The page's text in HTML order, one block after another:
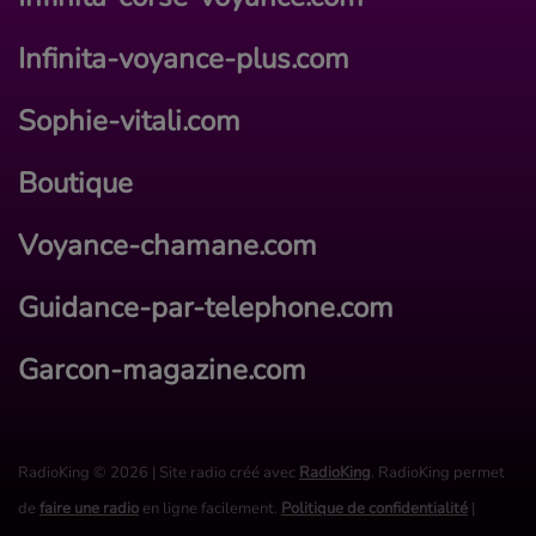
Infinita-voyance-plus.com
Sophie-vitali.com
Boutique
Voyance-chamane.com
Guidance-par-telephone.com
Garcon-magazine.com
RadioKing © 2026 | Site radio créé avec RadioKing. RadioKing permet
de faire une radio en ligne facilement. Politique de confidentialité |